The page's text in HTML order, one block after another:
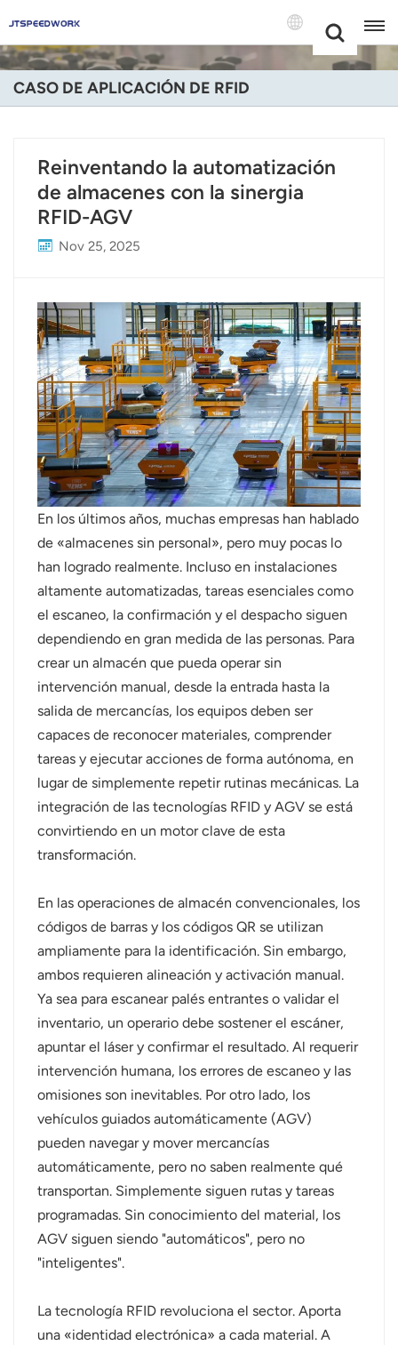
+86 -18681515767
English
Deutsch
Español
Português
Nederland
عربي
日语
한국어
Türk
Ελληνικά
Melayu
Polski
แบบไทย
Indonesia
norsk
CASO DE APLICACIÓN DE RFID
Reinventando la automatización
de almacenes con la sinergia
RFID-AGV
Nov 25, 2025
En los últimos años, muchas empresas han hablado
de «almacenes sin personal», pero muy pocas lo
han logrado realmente. Incluso en instalaciones
altamente automatizadas, tareas esenciales como
el escaneo, la confirmación y el despacho siguen
dependiendo en gran medida de las personas. Para
crear un almacén que pueda operar sin
intervención manual, desde la entrada hasta la
salida de mercancías, los equipos deben ser
capaces de reconocer materiales, comprender
tareas y ejecutar acciones de forma autónoma, en
lugar de simplemente repetir rutinas mecánicas. La
integración de las tecnologías RFID y AGV se está
convirtiendo en un motor clave de esta
transformación.
En las operaciones de almacén convencionales, los
códigos de barras y los códigos QR se utilizan
ampliamente para la identificación. Sin embargo,
ambos requieren alineación y activación manual.
Ya sea para escanear palés entrantes o validar el
inventario, un operario debe sostener el escáner,
apuntar el láser y confirmar el resultado. Al requerir
intervención humana, los errores de escaneo y las
omisiones son inevitables. Por otro lado, los
vehículos guiados automáticamente (AGV)
pueden navegar y mover mercancías
automáticamente, pero no saben realmente qué
transportan. Simplemente siguen rutas y tareas
programadas. Sin conocimiento del material, los
AGV siguen siendo "automáticos", pero no
"inteligentes".
La tecnología RFID revoluciona el sector. Aporta
una «identidad electrónica» a cada material. A